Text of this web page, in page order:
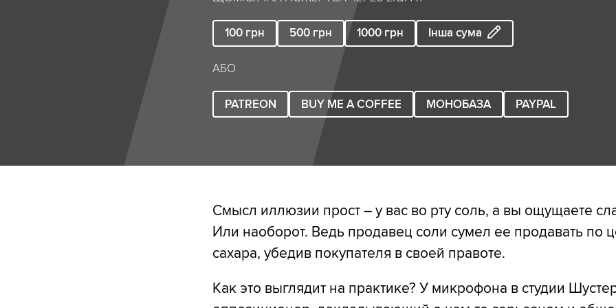
100 грн 500 грн 1000 грн Інша сума
АБО
PATREON BUY ME A COFFEE МОНОБАЗА PAYPAL
Смысл иллюзии прост – у вас во рту соль, а вы ощущаете
Или наоборот. Ведь продавец соли сумел ее продавать по
сахара, убедив покупателя в своей правоте.
Как это выглядит на практике? У микрофона в студии